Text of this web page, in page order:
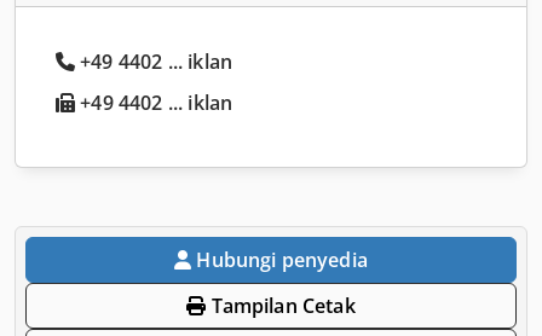
+49 4402 ... iklan
+49 4402 ... iklan
Hubungi penyedia
Tampilan Cetak